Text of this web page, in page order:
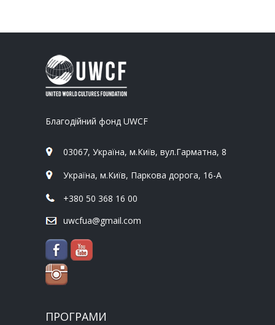
Благодійний фонд UWCF
03067, Україна, м.Київ, вул.Гарматна, 8
Україна, м.Київ, Паркова дорога, 16-А
+380 50 368 16 00
uwcfua@gmail.com
ПРОГРАМИ